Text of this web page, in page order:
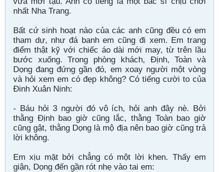
nhất Nha Trang.
Bất cứ sinh hoạt nào của các anh cũng đều có em
tham dự, như đá banh em cũng đi xem. Em trang
điểm thật kỹ với chiếc áo dài mới may, từ trên lầu
bước xuống. Trong phòng khách, Định, Toàn và
Dọng đang đứng gần đó, em xoay người một vòng
và hỏi xem em có đẹp không? Có tiếng cười to của
Đinh Xuân Ninh:
- Báu hỏi 3 người đó vô ích, hỏi anh đây nè. Bởi
thằng Định bao giờ cũng lắc, thằng Toàn bao giờ
cũng gật, thằng Dọng là mộ địa nên bao giờ cũng trả
lời không.
Em xịu mặt bởi chẳng có một lời khen. Thấy em
giận, Dọng đến gần rót nhẹ vào tai em: